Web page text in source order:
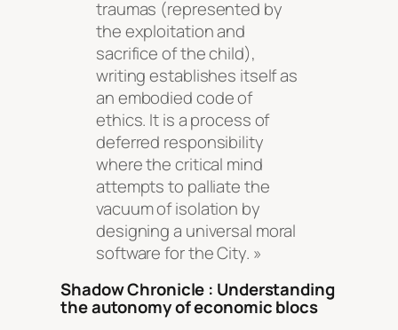
traumas (represented by
the exploitation and
sacrifice of the child),
writing establishes itself as
an embodied code of
ethics. It is a process of
deferred responsibility
where the critical mind
attempts to palliate the
vacuum of isolation by
designing a universal moral
software for the City. »
Shadow Chronicle : Understanding
the autonomy of economic blocs